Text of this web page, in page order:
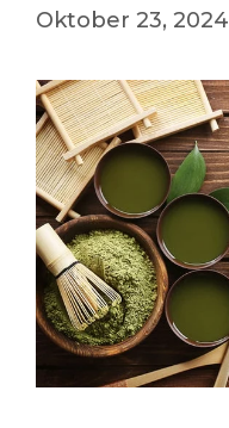
Oktober 23, 2024